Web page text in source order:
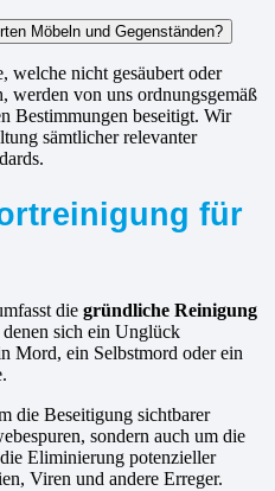
Möbeln und Gegenständen?
welche nicht gesäubert oder
werden von uns ordnungsgemäß
Bestimmungen beseitigt. Wir
sämtlicher relevanter
für
die gründliche Reinigung
sich ein Unglück
Mord, ein Selbstmord oder ein
die Beseitigung sichtbarer
sondern auch um die
Eliminierung potenzieller
Viren und andere Erreger.